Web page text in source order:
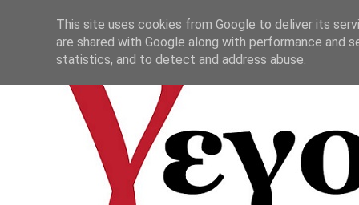
This site uses cookies from Google to deliver its
are shared with Google along with performance and
statistics, and to detect and address abuse.